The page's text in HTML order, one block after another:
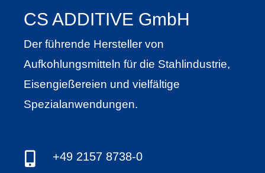
CS ADDITIVE GmbH
Der führende Hersteller von
Aufkohlungsmitteln für die Stahlindustrie,
Eisengießereien und vielfältige
Spezialanwendungen.
 +49 2157 8738-0